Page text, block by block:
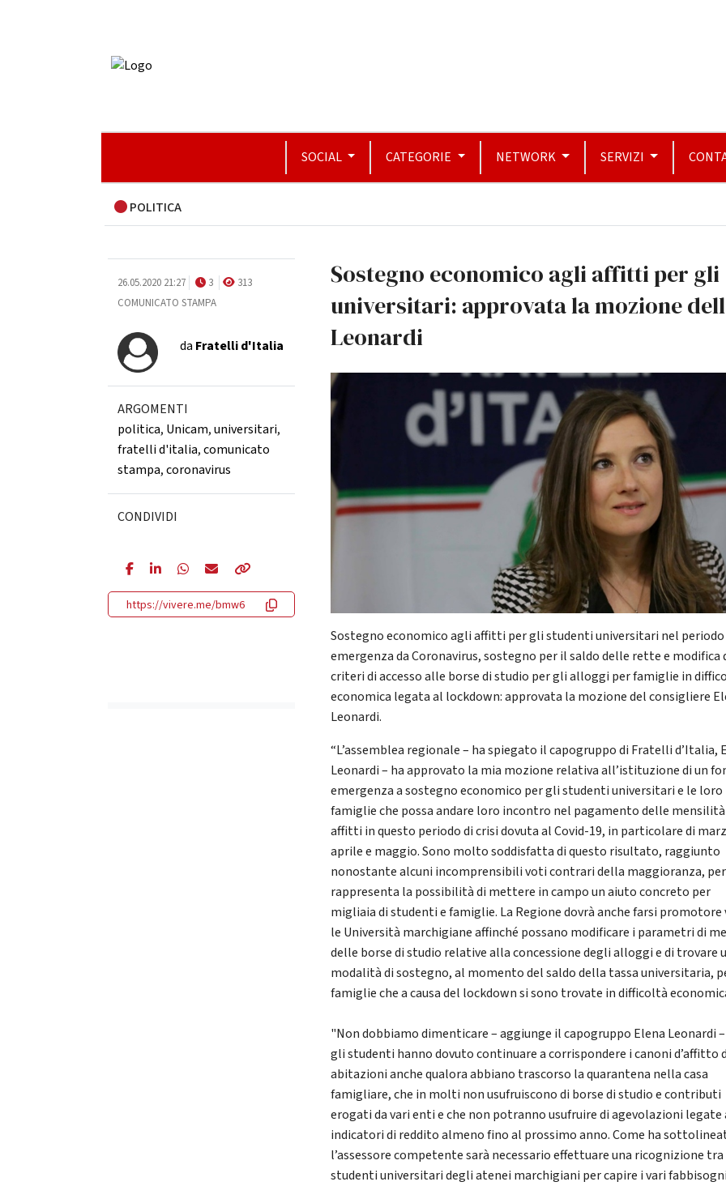
SOCIAL CATEGORIE NETWORK SERVIZI
POLITICA
26.05.2020 21:27 3
313
COMUNICATO STAMPA
da Fratelli d'Italia
ARGOMENTI
politica, Unicam,universitari,
fratelli d'italia,comunicato
stampa,coronavirus
CONDIVIDI
https://vivere.me/bmw6
Sostegno economico agli affitti per gli
universitari: approvata la mozione
Leonardi
Sostegno economico agli affitti per gli studenti universitari nel periodo
emergenza da Coronavirus, sostegno per il saldo delle rette e modifica
criteri di accesso alle borse di studio per gli alloggi per famiglie in
economica legata al lockdown: approvata la mozione del consigliere
Leonardi.
“L’assemblea regionale – ha spiegato il capogruppo di Fratelli d’Italia,
Leonardi – ha approvato la mia mozione relativa all’istituzione di un
emergenza a sostegno economico per gli studenti universitari e le loro
famiglie che possa andare loro incontro nel pagamento delle
affitti in questo periodo di crisi dovuta al Covid-19, in particolare di
aprile e maggio. Sono molto soddisfatta di questo risultato, raggiunto
nonostante alcuni incomprensibili voti contrari della maggioranza,
rappresenta la possibilità di mettere in campo un aiuto concreto per
migliaia di studenti e famiglie. La Regione dovrà anche farsi promotore
le Università marchigiane affinché possano modificare i parametri di
delle borse di studio relative alla concessione degli alloggi e di trovare
modalità di sostegno, al momento del saldo della tassa universitaria,
famiglie che a causa del lockdown si sono trovate in difficoltà
"Non dobbiamo dimenticare – aggiunge il capogruppo Elena Leonardi
gli studenti hanno dovuto continuare a corrispondere i canoni d’affitto
abitazioni anche qualora abbiano trascorso la quarantena nella casa
famigliare, che in molti non usufruiscono di borse di studio e contributi
erogati da vari enti e che non potranno usufruire di agevolazioni legate
indicatori di reddito almeno fino al prossimo anno. Come ha
l’assessore competente sarà necessario effettuare una ricognizione
studenti universitari degli atenei marchigiani per capire i vari